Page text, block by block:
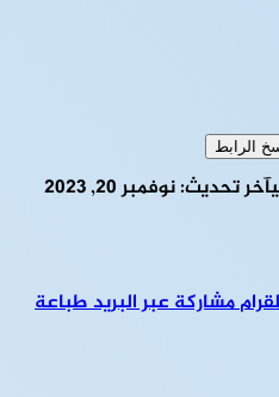
الرابط
آخر تحديث: نوفمبر 20, 2023
مشاركة عبر البريدطباعة